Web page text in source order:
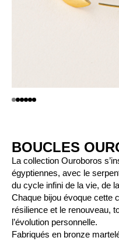
BOUCLES
La collection Ouroboros
égyptiennes, avec le
du cycle infini de la vie, de
Chaque bijou évoque cette
résilience et le renouveau,
l’évolution personnelle.
Fabriqués en bronze